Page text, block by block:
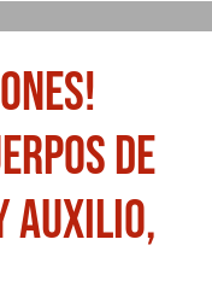
DE
AUXILIO,